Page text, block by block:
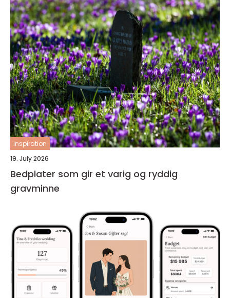
inspiration
19. July 2026
Bedplater som gir et varig og ryddig
gravminne